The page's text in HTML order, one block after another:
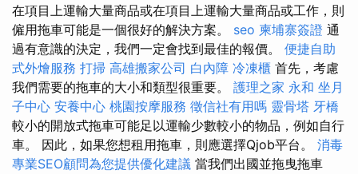
在項目上運輸大量商品或在項目上運輸大量商品或工作，則
僱用拖車可能是一個很好的解決方案。 seo 柬埔寨簽證 通
過有意識的決定，我們一定會找到最佳的報價。 便捷自助
式外燴服務 打掃 高雄搬家公司 白內障 冷凍櫃 首先，考慮
我們需要的拖車的大小和類型很重要。 護理之家 永和 坐月
子中心 安養中心 桃園按摩服務 徵信社有用嗎 靈骨塔 牙橋
較小的開放式拖車可能足以運輸少數較小的物品，例如自行
車。 因此，如果您想租用拖車，則應選擇Qjob平台。 消毒
專業SEO顧問為您提供優化建議 當我們出國並拖曳拖車